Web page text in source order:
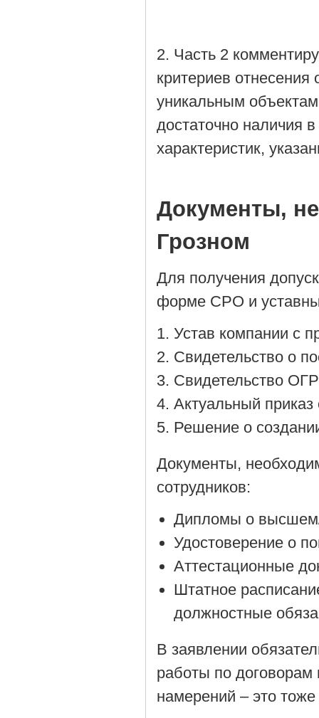
2. Часть 2
критериев отнесения
уникальным
достаточно наличия
характеристик,
Документы,
Грозном
Для получения
форме СРО и
Устав компании с
Cвидетельство о
Cвидетельство
Актуальный приказ
Решение о
Документы,
сотрудников:
Дипломы о
Удостоверение о
Аттестационные
Штатное
должностные
В заявлении
работы по договорам
намерений – это